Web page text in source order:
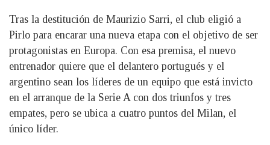
Tras la destitución de Maurizio Sarri, el club eligió a
Pirlo para encarar una nueva etapa con el objetivo de ser
protagonistas en Europa. Con esa premisa, el nuevo
entrenador quiere que el delantero portugués y el
argentino sean los líderes de un equipo que está invicto
en el arranque de la Serie A con dos triunfos y tres
empates, pero se ubica a cuatro puntos del Milan, el
único líder.